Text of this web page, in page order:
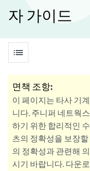
자 가이드
list
면책 조항:
이 페이지는 타사 기
니다. 주니퍼 네트웍
하기 위한 합리적인
츠의 정확성을 보장
의 정확성과 관련해
시기 바랍니다. 다운